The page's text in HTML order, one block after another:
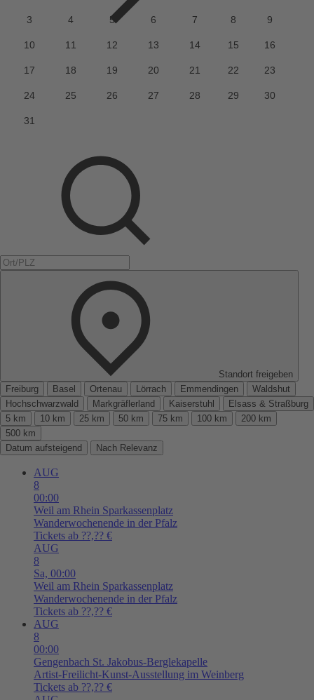
Standort freigeben
Freiburg
Basel Ortenau Lörrach Emmendingen
Waldshut
Hochschwarzwald
Markgräflerland Kaiserstuhl
Elsass & Straßburg
5 km
10 km 25 km 50 km 75 km 100 km
200 km
500 km
Datum aufsteigend
Nach Relevanz
AUG
8
00:00
Weil am Rhein Sparkassenplatz
Wanderwochenende in der Pfalz
Tickets ab ??,?? €
AUG
8
Sa, 00:00
Weil am Rhein Sparkassenplatz
Wanderwochenende in der Pfalz
Tickets ab ??,?? €
AUG
8
00:00
Gengenbach St. Jakobus-Berglekapelle
Artist-Freilicht-Kunst-Ausstellung im Weinberg
Tickets ab ??,?? €